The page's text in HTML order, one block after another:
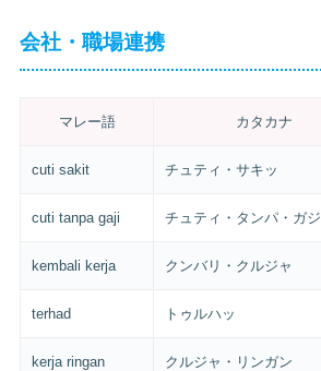
会社・職場連携
マレー語 カタカナ
cuti sakit チュティ・サキッ
cuti tanpa gaji チュティ・タンパ・ガジ
kembali kerja クンバリ・クルジャ
terhad トゥルハッ
kerja ringan クルジャ・リンガン